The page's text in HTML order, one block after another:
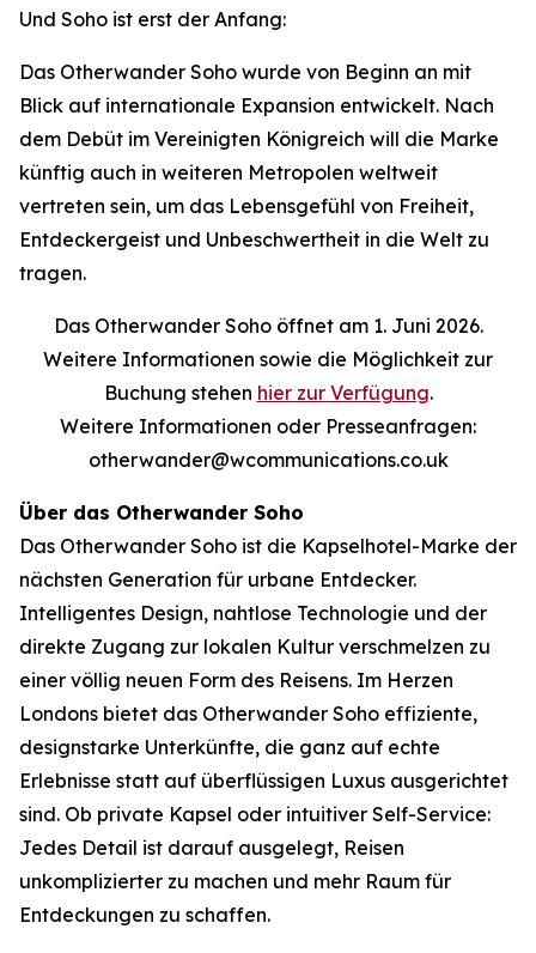
Und Soho ist erst der Anfang:
Das Otherwander Soho wurde von Beginn an mit
Blick auf internationale Expansion entwickelt. Nach
dem Debüt im Vereinigten Königreich will die Marke
künftig auch in weiteren Metropolen weltweit
vertreten sein, um das Lebensgefühl von Freiheit,
Entdeckergeist und Unbeschwertheit in die Welt zu
tragen.
Das Otherwander Soho öffnet am 1. Juni 2026.
Weitere Informationen sowie die Möglichkeit zur
Buchung stehen hier zur Verfügung.
Weitere Informationen oder Presseanfragen:
otherwander@wcommunications.co.uk
Über das Otherwander Soho
Das Otherwander Soho ist die Kapselhotel-Marke der
nächsten Generation für urbane Entdecker.
Intelligentes Design, nahtlose Technologie und der
direkte Zugang zur lokalen Kultur verschmelzen zu
einer völlig neuen Form des Reisens. Im Herzen
Londons bietet das Otherwander Soho effiziente,
designstarke Unterkünfte, die ganz auf echte
Erlebnisse statt auf überflüssigen Luxus ausgerichtet
sind. Ob private Kapsel oder intuitiver Self-Service:
Jedes Detail ist darauf ausgelegt, Reisen
unkomplizierter zu machen und mehr Raum für
Entdeckungen zu schaffen.